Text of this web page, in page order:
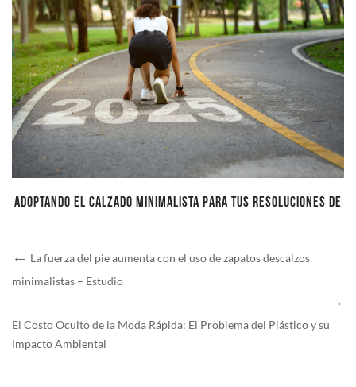
ADOPTANDO EL CALZADO MINIMALISTA PARA TUS RESOLUCIONES DE
La fuerza del pie aumenta con el uso de zapatos descalzos
minimalistas – Estudio
El Costo Oculto de la Moda Rápida: El Problema del Plástico y su
Impacto Ambiental